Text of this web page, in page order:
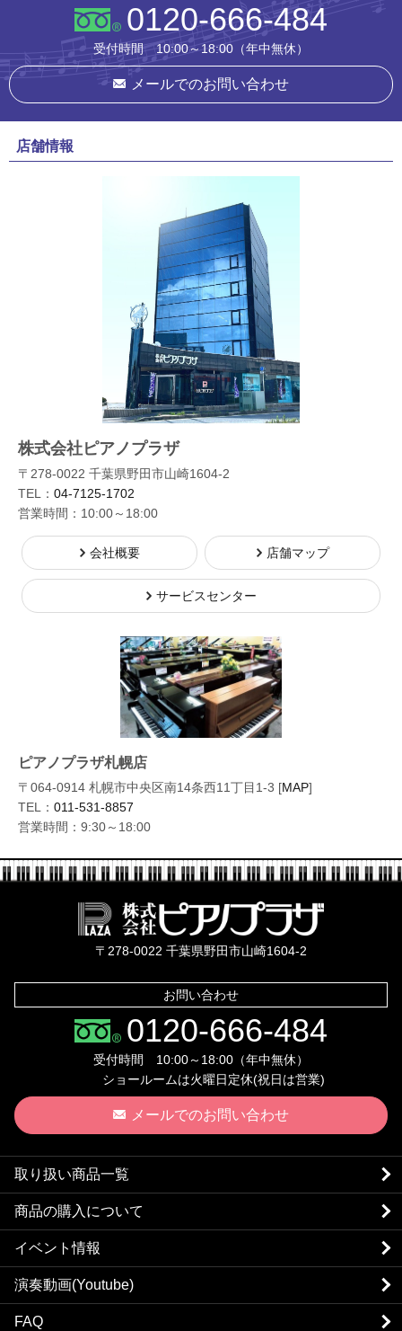
0120-666-484
受付時間 10:00～18:00（年中無休）
メールでのお問い合わせ
店舗情報
株式会社ピアノプラザ
〒278-0022 千葉県野田市山崎1604-2
TEL： 04-7125-1702
営業時間：10:00～18:00
会社概要 店舗マップ
サービスセンター
ピアノプラザ札幌店
〒064-0914 札幌市中央区南14条西11丁目1-3 [MAP]
TEL： 011-531-8857
営業時間：9:30～18:00
〒278-0022 千葉県野田市山崎1604-2
お問い合わせ
0120-666-484
受付時間 10:00～18:00（年中無休）
ショールームは火曜日定休(祝日は営業)
メールでのお問い合わせ
取り扱い商品一覧
商品の購入について
イベント情報
演奏動画(Youtube)
FAQ